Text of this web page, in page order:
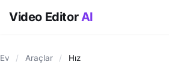
Video EditorAI
Ev / Araçlar / Hız